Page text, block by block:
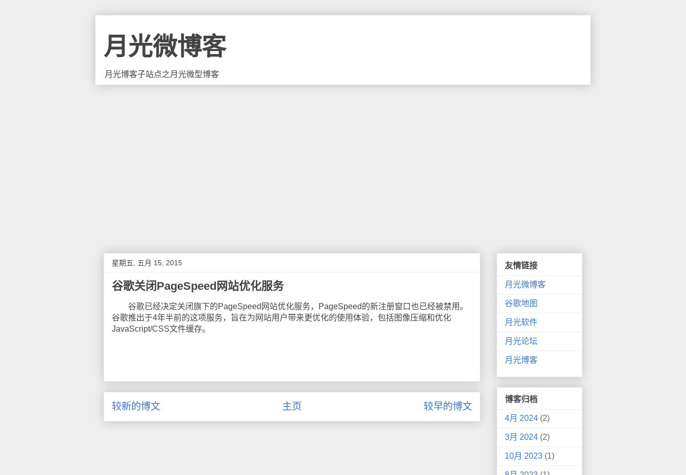
月光微博客
月光博客子站点之月光微型博客
星期五, 五月 15, 2015
谷歌关闭PageSpeed网站优化服务
谷歌已经决定关闭旗下的PageSpeed网站优化服务，PageSpeed的新注册窗口也已经被禁用。
谷歌推出于4年半前的这项服务，旨在为网站用户带来更优化的使用体验，包括图像压缩和优化
JavaScript/CSS文件缓存。
较新的博文 较早的博文
主页
友情链接
月光微博客
谷歌地图
月光软件
月光论坛
月光博客
博客归档
4月 2024 (2)
3月 2024 (2)
10月 2023 (1)